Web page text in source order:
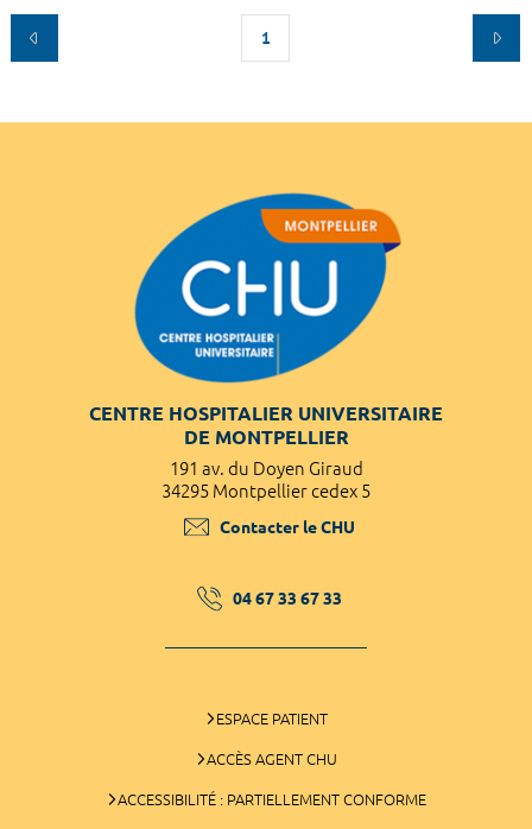
1
CENTRE HOSPITALIER UNIVERSITAIRE
DE MONTPELLIER
191 av. du Doyen Giraud
34295 Montpellier cedex 5
Contacter le CHU
04 67 33 67 33
ESPACE PATIENT
ACCÈS AGENT CHU
ACCESSIBILITÉ : PARTIELLEMENT CONFORME